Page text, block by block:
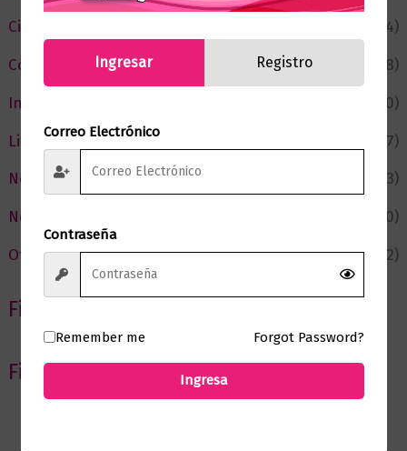
Ciencia y Conocimiento
(74)
Cómic y Fantasía
(88)
Infantil y Juvenil
(210)
Literatura
(367)
Negocios
(43)
Novedades
(110)
Ofertas
(12)
Filtrar por Autor
Filtrar por editorial
Ingresar Registro
Correo Electrónico
Contraseña
Remember me Forgot Password?
Ingresa